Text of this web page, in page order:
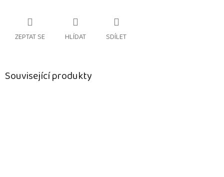
ZEPTAT SE HLÍDAT SDÍLET
Související produkty